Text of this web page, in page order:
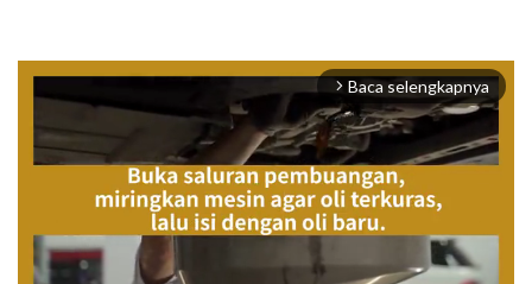
arrow_forward_ios Baca selengkapnya